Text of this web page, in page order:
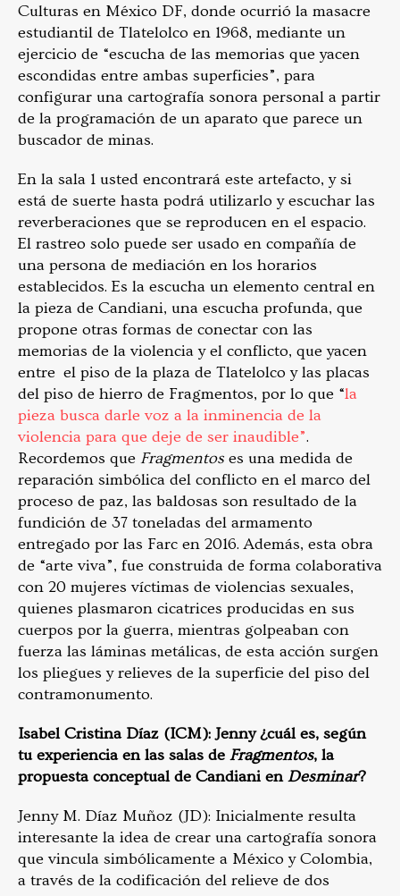
Culturas en México DF, donde ocurrió la masacre
estudiantil de Tlatelolco en 1968, mediante un
ejercicio de “escucha de las memorias que yacen
escondidas entre ambas superficies”, para
configurar una cartografía sonora personal a partir
de la programación de un aparato que parece un
buscador de minas.
En la sala 1 usted encontrará este artefacto, y si
está de suerte hasta podrá utilizarlo y escuchar las
reverberaciones que se reproducen en el espacio.
El rastreo solo puede ser usado en compañía de
una persona de mediación en los horarios
establecidos. Es la escucha un elemento central en
la pieza de Candiani, una escucha profunda, que
propone otras formas de conectar con las
memorias de la violencia y el conflicto, que yacen
entre el piso de la plaza de Tlatelolco y las placas
del piso de hierro de Fragmentos, por lo que “la
pieza busca darle voz a la inminencia de la
violencia para que deje de ser inaudible”.
Recordemos que Fragmentos es una medida de
reparación simbólica del conflicto en el marco del
proceso de paz, las baldosas son resultado de la
fundición de 37 toneladas del armamento
entregado por las Farc en 2016. Además, esta obra
de “arte viva”, fue construida de forma colaborativa
con 20 mujeres víctimas de violencias sexuales,
quienes plasmaron cicatrices producidas en sus
cuerpos por la guerra, mientras golpeaban con
fuerza las láminas metálicas, de esta acción surgen
los pliegues y relieves de la superficie del piso del
contramonumento.
Isabel Cristina Díaz (ICM): Jenny ¿cuál es, según
tu experiencia en las salas de Fragmentos, la
propuesta conceptual de Candiani enDesminar?
Jenny M. Díaz Muñoz (JD): Inicialmente resulta
interesante la idea de crear una cartografía sonora
que vincula simbólicamente a México y Colombia,
a través de la codificación del relieve de dos